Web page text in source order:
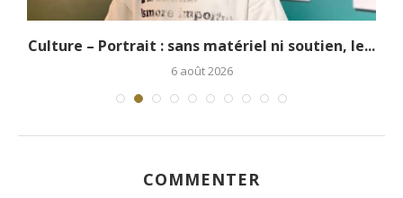
Culture – Portrait : sans matériel ni soutien, le...
6 août 2026
COMMENTER